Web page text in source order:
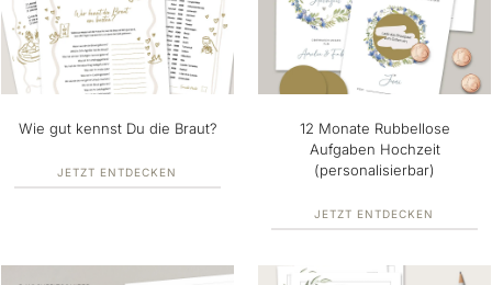
Wie gut kennst Du die Braut?
JETZT ENTDECKEN
12 Monate Rubbellose
Aufgaben Hochzeit
(personalisierbar)
JETZT ENTDECKEN